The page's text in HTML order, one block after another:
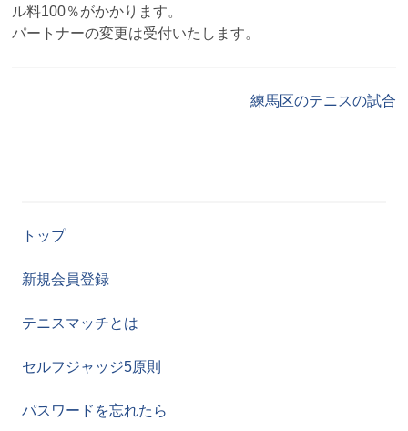
ル料100％がかかります。
パートナーの変更は受付いたします。
練馬区のテニスの試合
トップ
新規会員登録
テニスマッチとは
セルフジャッジ5原則
パスワードを忘れたら